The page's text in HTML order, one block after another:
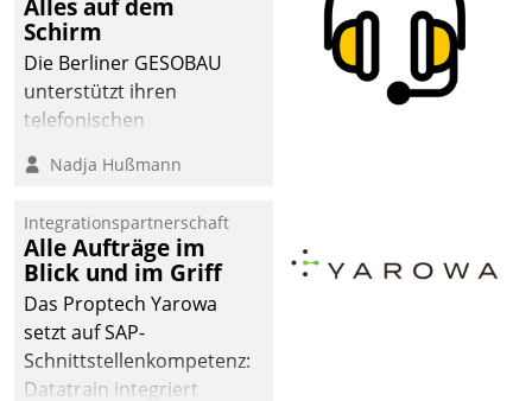
Schirm
Die Berliner GESOBAU
unterstützt ihren
telefonischen
digitalen Cockpit, das
passende Fragen und
Schlagworte auswirft.
Eine intuitive
Dialogführung ermöglicht
dem externen
Serviceteam, Anrufe von
Nadja Hußmann
Integrationspartnerschaft
Alle Aufträge im
Blick und im Griff
Das Proptech Yarowa
setzt auf SAP-
Schnittstellenkompetenz:
Datatrain integriert